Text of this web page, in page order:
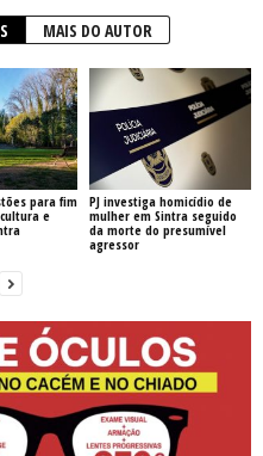
MAIS DO AUTOR
para fim
e
PJ investiga homicídio de
mulher em Sintra seguido
da morte do presumível
agressor